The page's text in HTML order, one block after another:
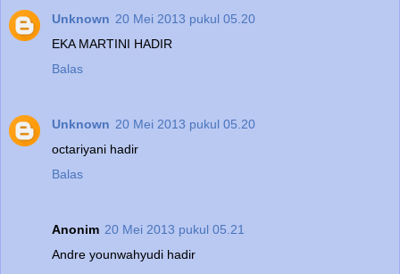
Unknown 20 Mei 2013 pukul 05.20
EKA MARTINI HADIR
Balas
Unknown 20 Mei 2013 pukul 05.20
octariyani hadir
Balas
Anonim 20 Mei 2013 pukul 05.21
Andre younwahyudi hadir